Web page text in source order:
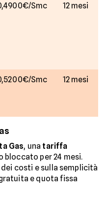
Smc 12 mesi
Smc 12 mesi
Gas, una tariffa
bloccato per 24 mesi.
costi e sulla semplicità
e quota fissa